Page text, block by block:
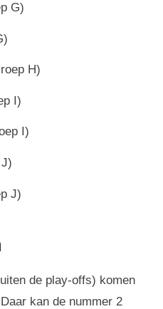
G)
H)
I)
I)
J)
de play-offs) komen
kan de nummer 2